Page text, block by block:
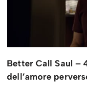
Better Call Saul –
dell’amore